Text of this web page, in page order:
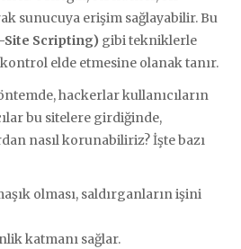
sunucuya erişim sağlayabilir. Bu
Site Scripting) gibi tekniklerle
elde etmesine olanak tanır.
hackerlar kullanıcıların
bu sitelere girdiğinde,
nasıl korunabiliriz? İşte bazı
olması, saldırganların işini
katmanı sağlar.